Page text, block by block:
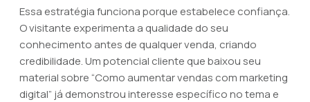
Essa estratégia funciona porque estabelece confiança.
O visitante experimenta a qualidade do seu
conhecimento antes de qualquer venda, criando
credibilidade. Um potencial cliente que baixou seu
material sobre “Como aumentar vendas com marketing
digital” já demonstrou interesse específico no tema e